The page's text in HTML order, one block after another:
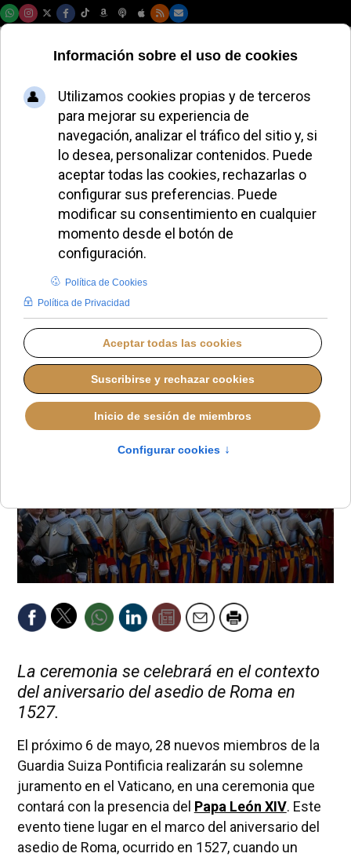
Ceremonia de
juramento de 28
nuevos guardias
suizos en el
Vaticano el 6 de
mayo
JOSÉ GARCÍA DESDE EL VATICANO MARTES, 28 ABRIL 2026 18:35
La ceremonia se celebrará en el contexto
del aniversario del asedio de Roma en
1527.
El próximo 6 de mayo, 28 nuevos miembros de la
Guardia Suiza Pontificia realizarán su solemne
juramento en el Vaticano, en una ceremonia que
contará con la presencia del Papa León XIV. Este
evento tiene lugar en el marco del aniversario del
asedio de Roma, ocurrido en 1527, cuando un